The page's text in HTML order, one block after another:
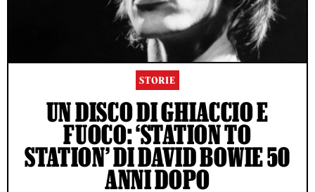
STORIE
UN DISCO DI GHIACCIO E
FUOCO: ‘STATION TO
STATION’ DI DAVID BOWIE 50
ANNI DOPO